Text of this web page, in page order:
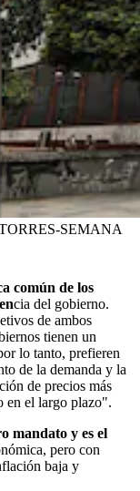
SEMANA
común de los
cia del gobierno.
de ambos
tienen un
lo tanto, prefieren
de la demanda y la
de precios más
en el largo plazo".
mandato y es el
pero con
baja y